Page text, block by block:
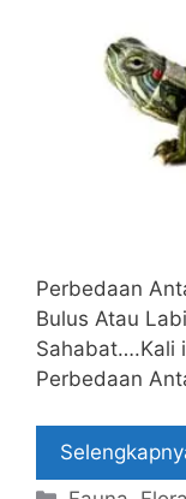
Perbedaan
Bulus Atau
Sahabat….Kali
Perbedaan